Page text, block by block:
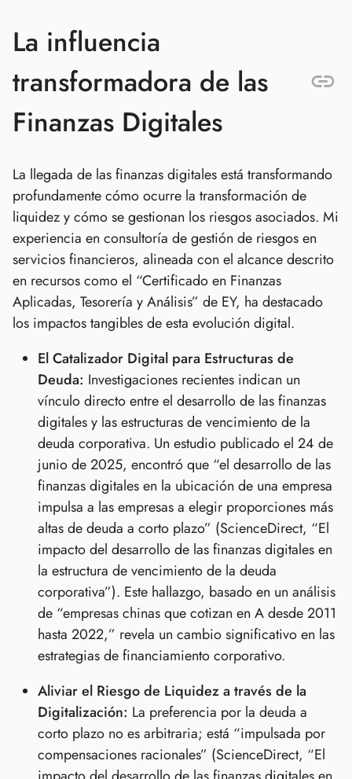
La influencia
transformadora de las
Finanzas Digitales
La llegada de las finanzas digitales está transformando
profundamente cómo ocurre la transformación de
liquidez y cómo se gestionan los riesgos asociados. Mi
experiencia en consultoría de gestión de riesgos en
servicios financieros, alineada con el alcance descrito
en recursos como el “Certificado en Finanzas
Aplicadas, Tesorería y Análisis” de EY, ha destacado
los impactos tangibles de esta evolución digital.
El Catalizador Digital para Estructuras de
Deuda: Investigaciones recientes indican un
vínculo directo entre el desarrollo de las finanzas
digitales y las estructuras de vencimiento de la
deuda corporativa. Un estudio publicado el 24 de
junio de 2025, encontró que “el desarrollo de las
finanzas digitales en la ubicación de una empresa
impulsa a las empresas a elegir proporciones más
altas de deuda a corto plazo” (ScienceDirect, “El
impacto del desarrollo de las finanzas digitales en
la estructura de vencimiento de la deuda
corporativa”). Este hallazgo, basado en un análisis
de “empresas chinas que cotizan en A desde 2011
hasta 2022,” revela un cambio significativo en las
estrategias de financiamiento corporativo.
Aliviar el Riesgo de Liquidez a través de la
Digitalización: La preferencia por la deuda a
corto plazo no es arbitraria; está “impulsada por
compensaciones racionales” (ScienceDirect, “El